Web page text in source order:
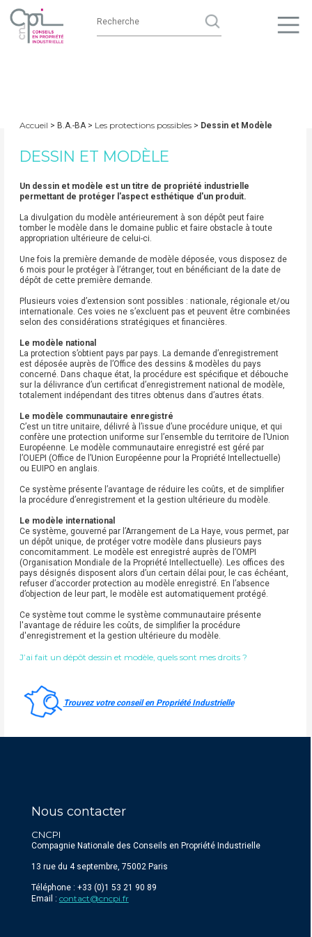
Accueil > B.A.-BA > Les protections possibles> Dessin et Modèle
DESSIN ET MODÈLE
Un dessin et modèle est un titre de propriété industrielle
permettant de protéger l'aspect esthétique d'un produit.
La divulgation du modèle antérieurement à son dépôt peut faire
tomber le modèle dans le domaine public et faire obstacle à toute
appropriation ultérieure de celui-ci.
Une fois la première demande de modèle déposée, vous disposez de
6 mois pour le protéger à l’étranger, tout en bénéficiant de la date de
dépôt de cette première demande.
Plusieurs voies d’extension sont possibles : nationale, régionale et/ou
internationale. Ces voies ne s’excluent pas et peuvent être combinées
selon des considérations stratégiques et financières.
Le modèle national
La protection s’obtient pays par pays. La demande d’enregistrement
est déposée auprès de l’Office des dessins & modèles du pays
concerné. Dans chaque état, la procédure est spécifique et débouche
sur la délivrance d’un certificat d’enregistrement national de modèle,
totalement indépendant des titres obtenus dans d’autres états.
Le modèle communautaire enregistré
C’est un titre unitaire, délivré à l’issue d’une procédure unique, et qui
confère une protection uniforme sur l’ensemble du territoire de l’Union
Européenne. Le modèle communautaire enregistré est géré par
l’OUEPI (Office de l’Union Européenne pour la Propriété Intellectuelle)
ou EUIPO en anglais.
Ce système présente l’avantage de réduire les coûts, et de simplifier
la procédure d’enregistrement et la gestion ultérieure du modèle.
Le modèle international
Ce système, gouverné par l’Arrangement de La Haye, vous permet, par
un dépôt unique, de protéger votre modèle dans plusieurs pays
concomitamment. Le modèle est enregistré auprès de l’OMPI
(Organisation Mondiale de la Propriété Intellectuelle). Les offices des
pays désignés disposent alors d’un certain délai pour, le cas échéant,
refuser d’accorder protection au modèle enregistré. En l’absence
d’objection de leur part, le modèle est automatiquement protégé.
Ce système tout comme le système communautaire présente
l'avantage de réduire les coûts, de simplifier la procédure
d'enregistrement et la gestion ultérieure du modèle.
J’ai fait un dépôt dessin et modèle, quels sont mes droits ?
Trouvez votre conseil en Propriété Industrielle
Nous contacter
CNCPI
Compagnie Nationale des Conseils en Propriété Industrielle
13 rue du 4 septembre, 75002 Paris
Téléphone : +33 (0)1 53 21 90 89
Email : contact@cncpi.fr